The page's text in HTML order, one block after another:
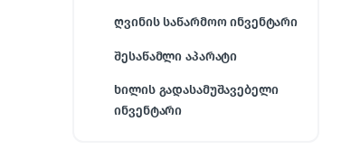
ღვინის საწარმოო ინვენტარი
შესაწამლი აპარატი
ხილის გადასამუშავებელი
ინვენტარი